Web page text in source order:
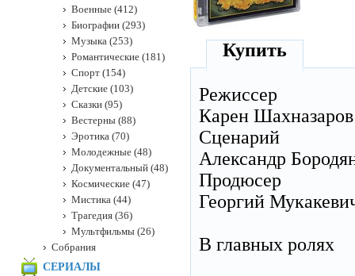
Купить
Режиссер
Карен Шахназаров
Сценарий
Александр
Продюсер
Георгий
В главных ролях
Военные (412)
Биографии (293)
Музыка (253)
Романтические (181)
Спорт (154)
Детские (103)
Сказки (95)
Вестерны (88)
Эротика (70)
Молодежные (48)
Документальный (48)
Космические (47)
Мистика (44)
Трагедия (36)
Мультфильмы (26)
Собрания
СЕРИАЛЫ